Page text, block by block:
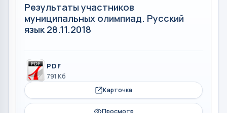
Результаты участников
муниципальных олимпиад. Русский
язык 28.11.2018
PDF
791 Кб
Карточка
Просмотр